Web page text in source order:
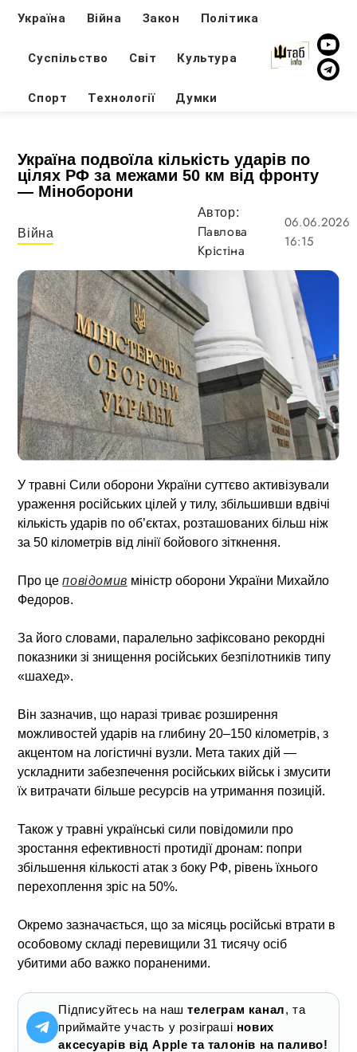
Україна Війна Закон Політика
Суспільство Світ Культура
Спорт Технології Думки
Україна подвоїла кількість ударів по
цілях РФ за межами 50 км від фронту
— Міноборони
Війна
Автор:
Павлова
Крістіна
06.06.2026
16:15
У травні Сили оборони України суттєво активізували
ураження російських цілей у тилу, збільшивши вдвічі
кількість ударів по об’єктах, розташованих більш ніж
за 50 кілометрів від лінії бойового зіткнення.
Про цеповідомив міністр оборони України Михайло
Федоров.
За його словами, паралельно зафіксовано рекордні
показники зі знищення російських безпілотників типу
«шахед».
Він зазначив, що наразі триває розширення
можливостей ударів на глибину 20–150 кілометрів, з
акцентом на логістичні вузли. Мета таких дій —
ускладнити забезпечення російських військ і змусити
їх витрачати більше ресурсів на утримання позицій.
Також у травні українські сили повідомили про
зростання ефективності протидії дронам: попри
збільшення кількості атак з боку РФ, рівень їхнього
перехоплення зріс на 50%.
Окремо зазначається, що за місяць російські втрати в
особовому складі перевищили 31 тисячу осіб
убитими або важко пораненими.
Підписуйтесь на наштелеграм канал, та
приймайте участь у розіграші нових
аксесуарів від Apple та талонів на паливо!